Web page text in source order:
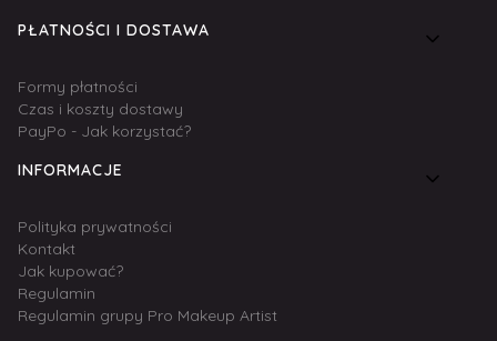
PŁATNOŚCI I DOSTAWA
Formy płatności
Czas i koszty dostawy
PayPo - Jak korzystać?
INFORMACJE
Polityka prywatności
Kontakt
Jak kupować?
Regulamin
Regulamin grupy Pro Makeup Artist